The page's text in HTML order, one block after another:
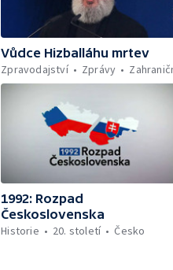
Vůdce Hizballáhu mrtev
Zpravodajství
Zprávy
1992: Rozpad
Československa
Historie
20. století Česko